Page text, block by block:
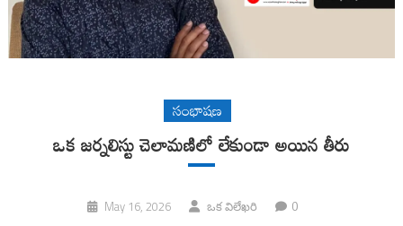
సంభాషణ
ఒక జర్నలిస్టు చెలామణిలో లేకుండా అయిన తీరు
May 16, 2026 ఒక విలేఖరి 0